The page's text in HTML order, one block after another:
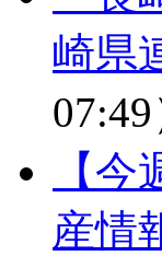
崎県
07:49
【
産情